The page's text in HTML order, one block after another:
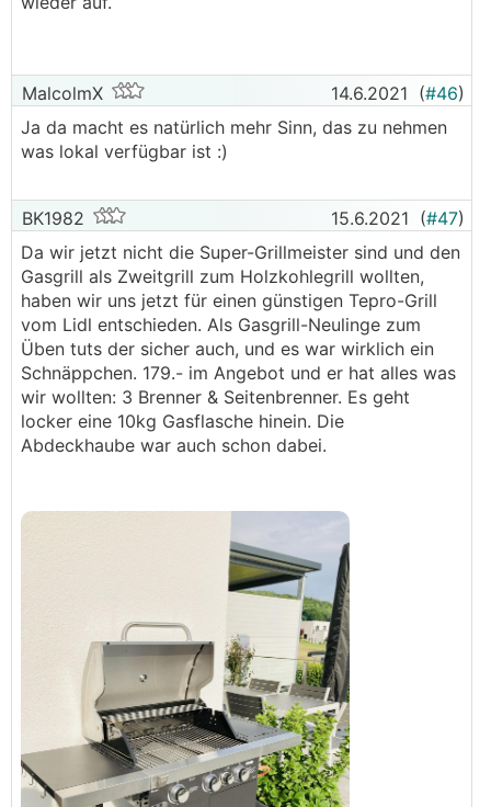
MalcolmX 14.6.2021 (#46)
Ja da macht es natürlich mehr Sinn, das zu nehmen
was lokal verfügbar ist :)
BK1982 15.6.2021 (#47)
Da wir jetzt nicht die Super-Grillmeister sind und den
Gasgrill als Zweitgrill zum Holzkohlegrill wollten,
haben wir uns jetzt für einen günstigen Tepro-Grill
vom Lidl entschieden. Als Gasgrill-Neulinge zum
Üben tuts der sicher auch, und es war wirklich ein
Schnäppchen. 179.- im Angebot und er hat alles was
wir wollten: 3 Brenner & Seitenbrenner. Es geht
locker eine 10kg Gasflasche hinein. Die
Abdeckhaube war auch schon dabei.